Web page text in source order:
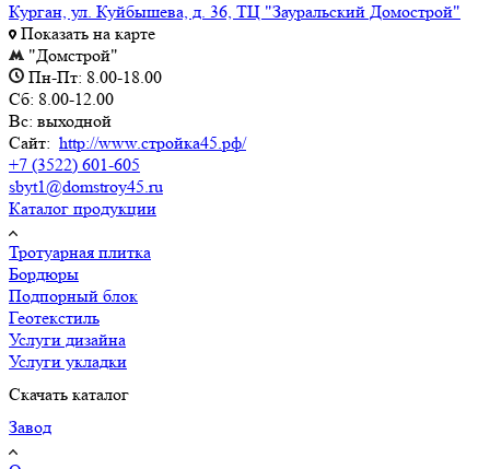
Курган, ул. Куйбышева, д. 36, ТЦ "Зауральский Домострой"
Показать на карте
"Домстрой"
Пн-Пт: 8.00-18.00
Сб: 8.00-12.00
Вс: выходной
Сайт: http://www.стройка45.рф/
+7 (3522) 601-605
sbyt1@domstroy45.ru
Каталог продукции
Тротуарная плитка
Бордюры
Подпорный блок
Геотекстиль
Услуги дизайна
Услуги укладки
Скачать каталог
Завод